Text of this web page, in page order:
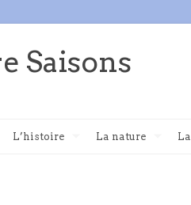
Saisons
L’histoire La nature